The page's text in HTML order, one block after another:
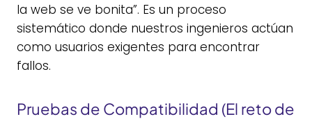
la web se ve bonita”. Es un proceso
sistemático donde nuestros ingenieros actúan
como usuarios exigentes para encontrar
fallos.
Pruebas de Compatibilidad (El reto de